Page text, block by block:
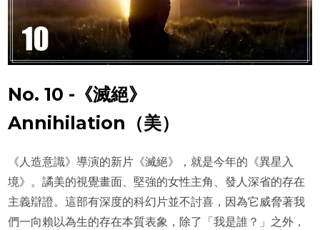
No. 10 -《滅絕》
Annihilation（美）
《人造意識》導演的新片《滅絕》，就是今年的《異星入
境》。譎美的視覺畫面、堅強的女性主角、發人深省的存在
主義辯證。這部有深度的科幻片並不討喜，因為它威脅著我
們一向賴以為生的存在本質表象，除了「我是誰？」之外，